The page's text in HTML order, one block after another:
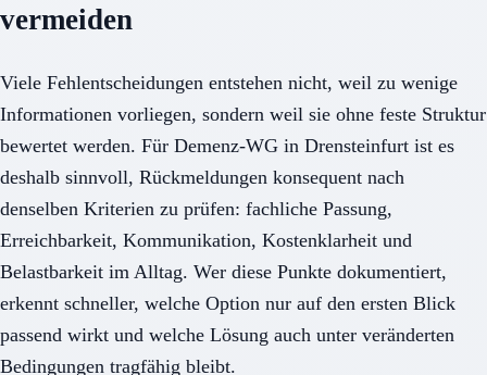
vermeiden
Viele Fehlentscheidungen entstehen nicht, weil zu wenige
Informationen vorliegen, sondern weil sie ohne feste Struktur
bewertet werden. Für Demenz-WG in Drensteinfurt ist es
deshalb sinnvoll, Rückmeldungen konsequent nach
denselben Kriterien zu prüfen: fachliche Passung,
Erreichbarkeit, Kommunikation, Kostenklarheit und
Belastbarkeit im Alltag. Wer diese Punkte dokumentiert,
erkennt schneller, welche Option nur auf den ersten Blick
passend wirkt und welche Lösung auch unter veränderten
Bedingungen tragfähig bleibt.